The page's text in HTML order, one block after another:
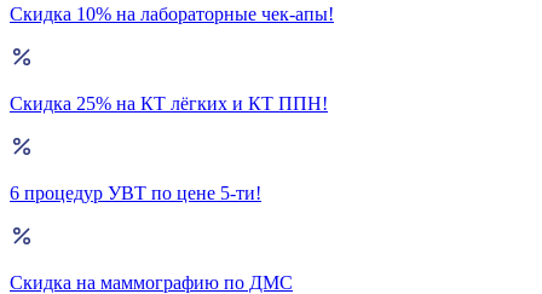
Скидка 10% на лабораторные чек-апы!
Скидка 25% на КТ лёгких и КТ ППН!
6 процедур УВТ по цене 5-ти!
Скидка на маммографию по ДМС